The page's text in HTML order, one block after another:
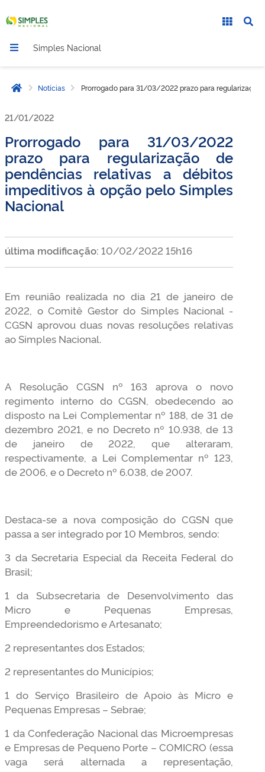
Simples Nacional
Página inicial
Notícias Prorrogado para 31/03/2022 prazo para
21/01/2022
Prorrogado para 31/03/2022
prazo para regularização de
pendências relativas a débitos
impeditivos à opção pelo Simples
Nacional
última modificação: 10/02/2022 15h16
Em reunião realizada no dia 21 de janeiro de
2022, o Comitê Gestor do Simples Nacional -
CGSN aprovou duas novas resoluções relativas
ao Simples Nacional.
A Resolução CGSN nº 163 aprova o novo
regimento interno do CGSN, obedecendo ao
disposto na Lei Complementar nº 188, de 31 de
dezembro 2021, e no Decreto nº 10.938, de 13
de janeiro de 2022, que alteraram,
respectivamente, a Lei Complementar nº 123,
de 2006, e o Decreto nº 6.038, de 2007.
Destaca-se a nova composição do CGSN que
passa a ser integrado por 10 Membros, sendo:
3 da Secretaria Especial da Receita Federal do
Brasil;
1 da Subsecretaria de Desenvolvimento das
Micro e Pequenas Empresas,
Empreendedorismo e Artesanato;
2 representantes dos Estados;
2 representantes do Municípios;
1 do Serviço Brasileiro de Apoio às Micro e
Pequenas Empresas – Sebrae;
1 da Confederação Nacional das Microempresas
e Empresas de Pequeno Porte – COMICRO (essa
vaga será alternada a representação,